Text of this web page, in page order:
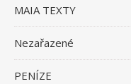
MAIA TEXTY
Nezařazené
PENÍZE